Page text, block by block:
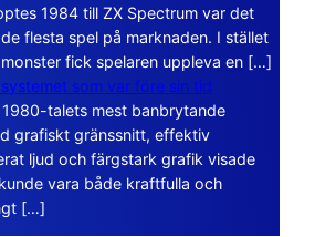
1984 till ZX Spectrum var det
flesta spel på marknaden. I stället
fick spelaren uppleva en […]
som var före sin tid
talets mest banbrytande
grafiskt gränssnitt, effektiv
ljud och färgstark grafik visade
vara både kraftfulla och
[…]